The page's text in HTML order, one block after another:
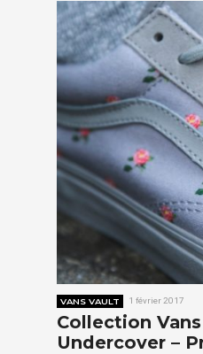
VANS VAULT 1 février 2017
Collection
Undercover –